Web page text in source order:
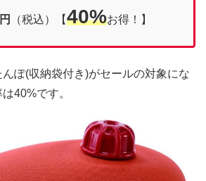
（税込）【40%お得！】
ぽ(収納袋付き)がセールの対象にな
40%です。